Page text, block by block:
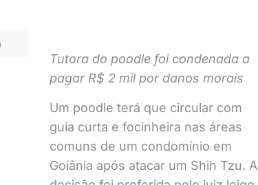
Tutora do poodle foi condenada a
pagar R$ 2 mil por danos morais
Um poodle terá que circular com
guia curta e focinheira nas áreas
comuns de um condomínio em
Goiânia após atacar um Shih Tzu. A